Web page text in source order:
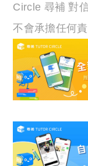
Circle 尋補 對
不會承擔任何責